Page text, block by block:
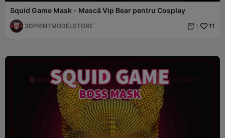
Squid Game Mask - Mască Vip Bear pentru Cosplay
3DPRINTMODELSTORE  1 11